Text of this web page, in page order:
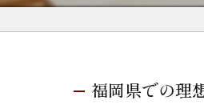
福岡県での理